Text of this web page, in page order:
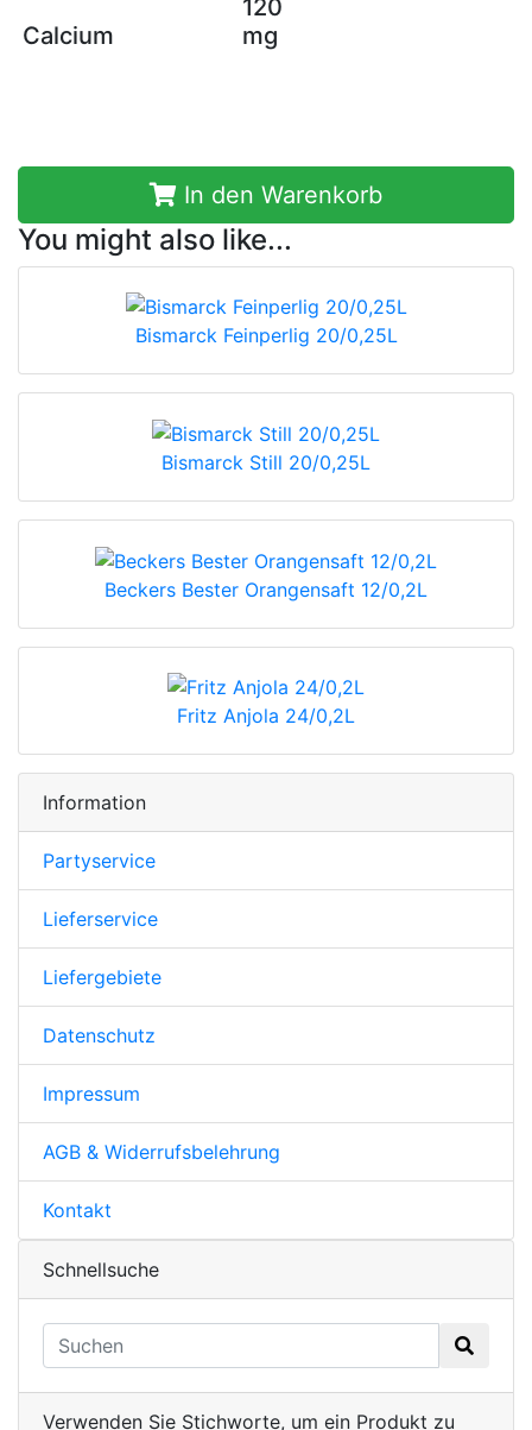
Calcium
120
mg
In den Warenkorb
You might also like...
Bismarck Feinperlig 20/0,25L
Bismarck Still 20/0,25L
Beckers Bester Orangensaft 12/0,2L
Fritz Anjola 24/0,2L
Information
Partyservice
Lieferservice
Liefergebiete
Datenschutz
Impressum
AGB & Widerrufsbelehrung
Kontakt
Schnellsuche
Verwenden Sie Stichworte, um ein Produkt zu